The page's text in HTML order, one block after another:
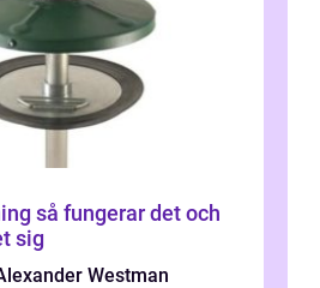
och
sig
Westman